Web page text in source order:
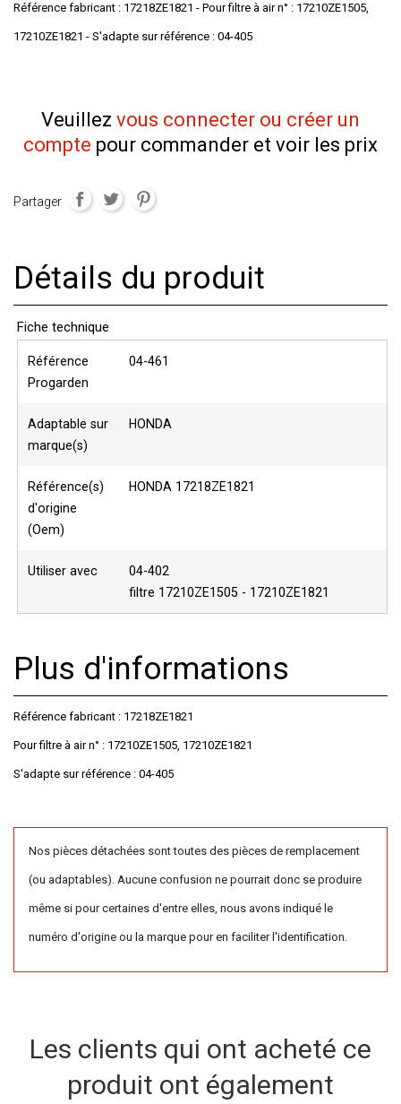
Référence fabricant : 17218ZE1821 - Pour filtre à air n° : 17210ZE1505,
17210ZE1821 - S'adapte sur référence : 04-405
Veuillez vous connecter ou créer un
compte pour commander et voir les prix
Partager
Détails du produit
Fiche technique
Référence
Progarden
04-461
Adaptable sur
marque(s)
HONDA
Référence(s)
d'origine
(Oem)
HONDA 17218ZE1821
Utiliser avec
04-402
filtre 17210ZE1505 - 17210ZE1821
Plus d'informations
Référence fabricant : 17218ZE1821
Pour filtre à air n° : 17210ZE1505, 17210ZE1821
S'adapte sur référence : 04-405
Nos pièces détachées sont toutes des pièces de remplacement
(ou adaptables). Aucune confusion ne pourrait donc se produire
même si pour certaines d'entre elles, nous avons indiqué le
numéro d'origine ou la marque pour en faciliter l'identification.
Les clients qui ont acheté ce
produit ont également